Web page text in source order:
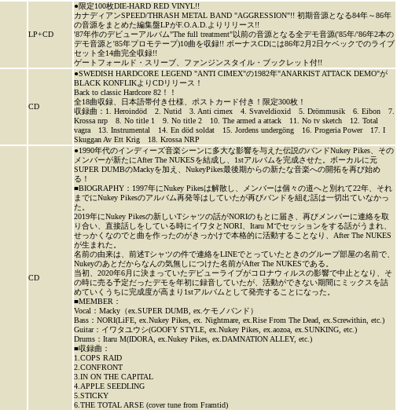
LP+CD
●限定100枚DIE-HARD RED VINYL!!
カナディアンSPEED/THRASH METAL BAND "AGGRESSION"!! 初期音源となる84年～86年
の音源をまとめた編集盤LPがF.O.A.D.よりリリース!!
'87年作のデビューアルバム"The full treatment"以前の音源となる全デモ音源('85年/'86年2本の
デモ音源と'85年プロモテープ)10曲を収録!! ボーナスCDには86年2月2日ケベックでのライブ
セット全14曲完全収録!!
ゲートフォールド・スリーブ、ファンジンスタイル・ブックレット付!!
CD
●SWEDISH HARDCORE LEGEND "ANTI CIMEX"の1982年"ANARKIST ATTACK DEMO"が
BLACK KONFLIKよりCDリリース！
Back to classic Hardcore 82！！
全18曲収録、日本語帯付き仕様、ポストカード付き！限定300枚！
収録曲：1. Heroindöd 2. Nutid 3. Anti cimex 4. Svaveldioxid 5. Drömmusik 6. Eibon 7.
Krossa nrp 8. No title 1 9. No title 2 10. The armed a attack 11. No tv sketch 12. Total
vagra 13. Instrumental 14. En död soldat 15. Jordens undergöng 16. Progeria Power 17. I
Skuggan Av Ett Krig 18. Krossa NRP
CD
●1990年代のインディーズ音楽シーンに多大な影響を与えた伝説のバンドNukey Pikes、その
メンバーが新たにAfter The NUKESを結成し、1stアルバムを完成させた。ボーカルに元
SUPER DUMBのMackyを加え、NukeyPikes最後期からの新たな音楽への開拓を再び始め
る！
■BIOGRAPHY：1997年にNukey Pikesは解散し、メンバーは個々の道へと別れて22年、それ
までにNukey Pikesのアルバム再発等はしていたが再びバンドを組む話は一切出ていなかっ
た。
2019年にNukey Pikesの新しいTシャツの話がNORIのもとに届き、再びメンバーに連絡を取
り合い、直接話しをしている時にイワタとNORI、Itaru Mでセッションをする話がうまれ、
せっかくなのでと曲を作ったのがきっかけで本格的に活動することなり、After The NUKES
が生まれた。
名前の由来は、前述Tシャツの件で連絡をLINEでとっていたときのグループ部屋の名前で、
Nukeyのあとだからなんの気無しにつけた名前がAfter The NUKESである。
当初、2020年6月に決まっていたデビューライブがコロナウィルスの影響で中止となり、そ
の時に売る予定だったデモを年初に録音していたが、活動ができない期間にミックスを詰
めていくうちに完成度が高まり1stアルバムとして発売することになった。
■MEMBER：
Vocal：Macky（ex.SUPER DUMB, ex.ケモノバンド）
Bass：NORI(LiFE, ex.Nukey Pikes, ex. Nightmare, ex.Rise From The Dead, ex.Screwithin, etc.)
Guitar：イワタユウシ(GOOFY STYLE, ex.Nukey Pikes, ex.aozoa, ex.SUNKING, etc.)
Drums：Itaru M(IDORA, ex.Nukey Pikes, ex.DAMNATION ALLEY, etc.)
■収録曲：
1.COPS RAID
2.CONFRONT
3.IN ON THE CAPITAL
4.APPLE SEEDLING
5.STICKY
6.THE TOTAL ARSE (cover tune from Framtid)